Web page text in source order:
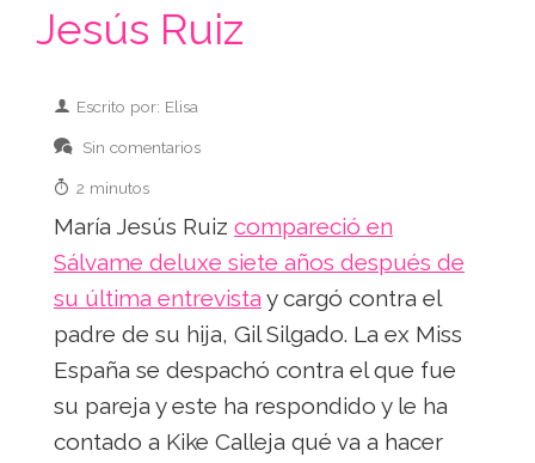
Jesús Ruiz
Escrito por: Elisa
Sin comentarios
2 minutos
María Jesús Ruiz compareció en
Sálvame deluxe siete años después de
su última entrevista y cargó contra el
padre de su hija, Gil Silgado. La ex Miss
España se despachó contra el que fue
su pareja y este ha respondido y le ha
contado a Kike Calleja qué va a hacer